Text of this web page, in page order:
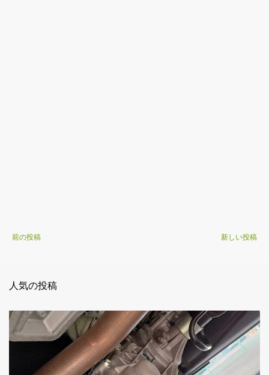
新しい投稿
前の投稿
人気の投稿